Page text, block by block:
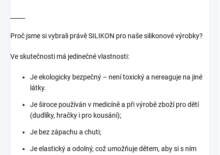
Proč jsme si vybrali právě SILIKON pro naše silikonové výrobky?
Ve skutečnosti má jedinečné vlastnosti:
Je ekologicky bezpečný – není toxický a nereaguje na jiné
látky.
Je široce používán v medicíně a při výrobě zboží pro dětí
(dudlíky, hračky i pro kousání);
Je bez zápachu a chuti;
Je elastický a odolný, což umožňuje dětem, aby si s ním